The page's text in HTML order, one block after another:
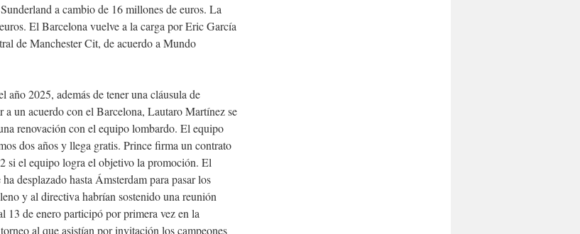
a cambio de 16 millones de euros. La
El Barcelona vuelve a la carga por Eric García
de Manchester Cit, de acuerdo a Mundo
2025, además de tener una cláusula de
un acuerdo con el Barcelona, Lautaro Martínez se
renovación con el equipo lombardo. El equipo
dos años y llega gratis. Prince firma un contrato
si el equipo logra el objetivo la promoción. El
desplazado hasta Ámsterdam para pasar los
y al directiva habrían sostenido una reunión
13 de enero participó por primera vez en la
al que asistían por invitación los campeones